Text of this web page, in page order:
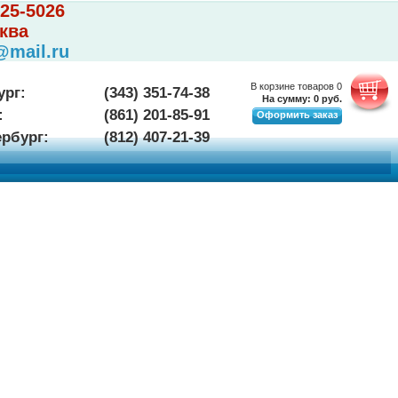
5026
(343) 351-74-38
(861) 201-85-91
(812) 407-21-39
В корзине товаров 0
На сумму: 0 руб.
Оформить заказ